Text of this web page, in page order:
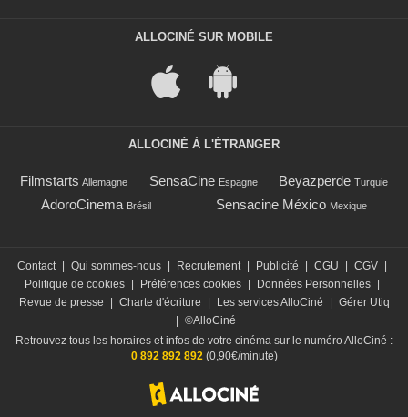
ALLOCINÉ SUR MOBILE
ALLOCINÉ À L'ÉTRANGER
Filmstarts Allemagne SensaCine Espagne Beyazperde Turquie
AdoroCinema Brésil Sensacine México Mexique
Contact Qui sommes-nous Recrutement Publicité CGU CGV
Politique de cookies
Préférences cookies Données Personnelles
Revue de presse
Charte d'écriture Les services AlloCiné
Gérer Utiq
©AlloCiné
Retrouvez tous les horaires et infos de votre cinéma sur le numéro AlloCiné :
0 892 892 892(0,90€/minute)